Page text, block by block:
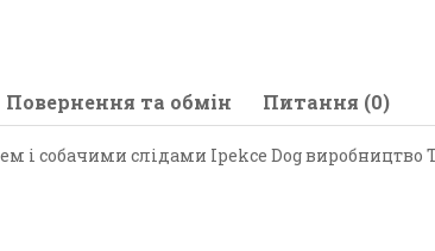
Повернення та обмін Питання (0)
собачими слідами Ipekce Dog виробництво